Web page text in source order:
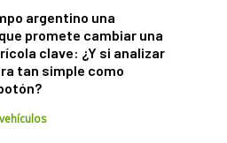
argentino una
promete cambiar una
clave: ¿Y si analizar
tan simple como